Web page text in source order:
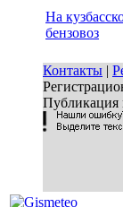
На
бензовоз
Контакты |
Публикация